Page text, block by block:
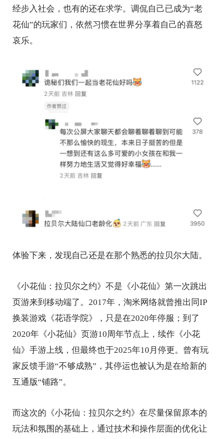
经步入社会，也有的还在求学。调侃自己已成为“老
花仙”的玩家们，依然习惯在世界分享着自己的喜怒
哀乐。
体验下来，发现自己还是在那个熟悉的拉贝尔大陆。
《小花仙：拉贝尔之约》不是《小花仙》第一次跳出
页游来到移动端了。2017年，淘米网络就曾推出同IP
换装游戏《花语学院》，只是在2020年停服；到了
2020年《小花仙》页游10周年节点上，续作《小花
仙》手游上线，但最终也于2025年10月停更。曾有玩
家反馈手游“不够成熟”，其停运也被认为是在给新的
互通版“铺路”。
而这次的《小花仙：拉贝尔之约》在尽量保留原本的
玩法和氛围的基础上，通过技术和操作层面的优化让